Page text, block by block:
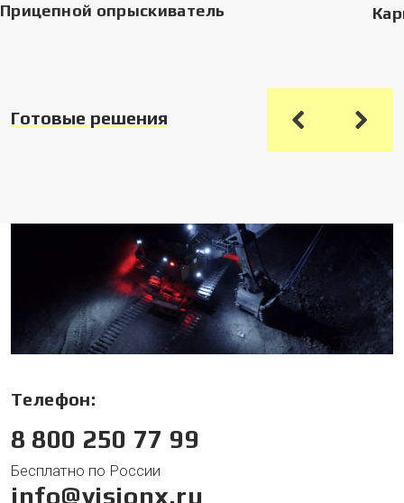
Прицепной опрыскиватель
Готовые решения
Телефон:
8 800 250 77 99
Бесплатно по России
info@visionx.ru